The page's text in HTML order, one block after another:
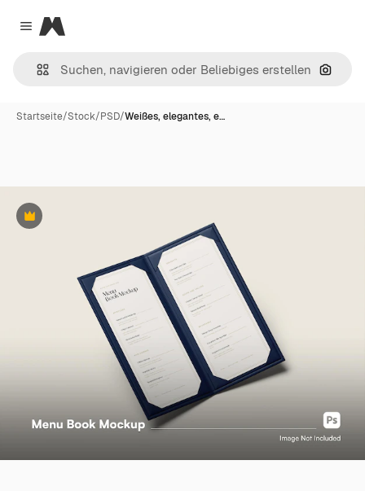
Close menu
Magnific
Nach
Startseite/Stock/PSD/Weißes, elegantes, e…
Premium